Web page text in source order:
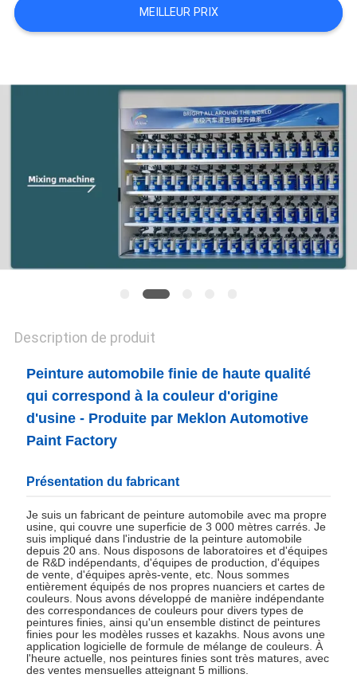
SOUMISSION
CONFIDENTIALITÉ
MEILLEUR PRIX
Description de produit
Peinture automobile finie de haute qualité
qui correspond à la couleur d'origine
d'usine - Produite par Meklon Automotive
Paint Factory
Présentation du fabricant
Je suis un fabricant de peinture automobile avec ma propre
usine, qui couvre une superficie de 3 000 mètres carrés. Je
suis impliqué dans l'industrie de la peinture automobile
depuis 20 ans. Nous disposons de laboratoires et d'équipes
de R&D indépendants, d'équipes de production, d'équipes
de vente, d'équipes après-vente, etc. Nous sommes
entièrement équipés de nos propres nuanciers et cartes de
couleurs. Nous avons développé de manière indépendante
des correspondances de couleurs pour divers types de
peintures finies, ainsi qu'un ensemble distinct de peintures
finies pour les modèles russes et kazakhs. Nous avons une
application logicielle de formule de mélange de couleurs. À
l'heure actuelle, nos peintures finies sont très matures, avec
des ventes mensuelles atteignant 5 millions.